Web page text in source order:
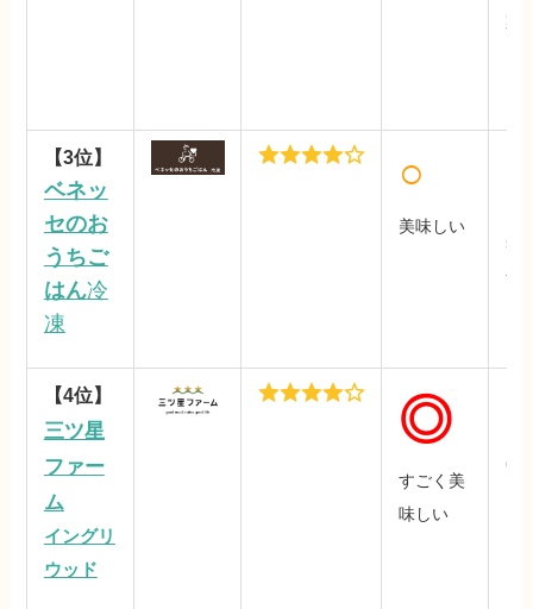
菜
【3位】
ベネッ
セのお
うちご
はん冷
凍
○
美味しい
590
食
【4位】
三ツ星
ファー
ム
イングリ
ウッド
◎
すごく美
味しい